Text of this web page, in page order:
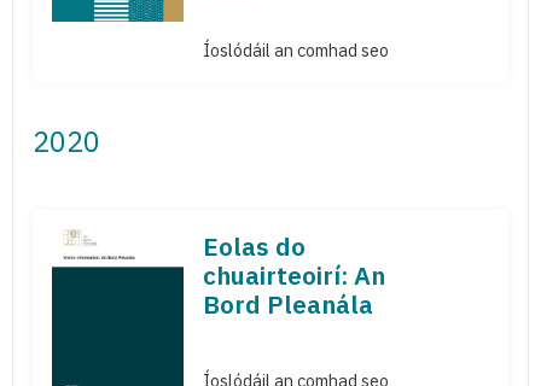
Íoslódáil an comhad seo
2020
Eolas do
chuairteoirí: An
Bord Pleanála
Íoslódáil an comhad seo